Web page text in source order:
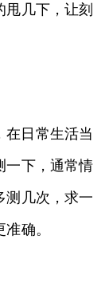
几下，让刻
在日常生活当
一下，通常情
测几次，求一
确。